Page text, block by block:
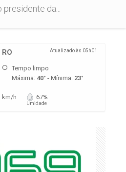
da...
Atualizado às 05h01
Tempo limpo
Máxima: 40° - Mínima: 23°
km/h 67%
Umidade